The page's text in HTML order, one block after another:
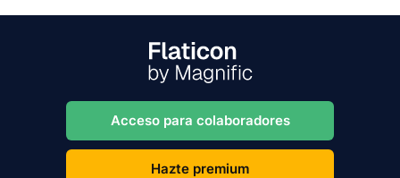
Acceso para colaboradores
Hazte premium